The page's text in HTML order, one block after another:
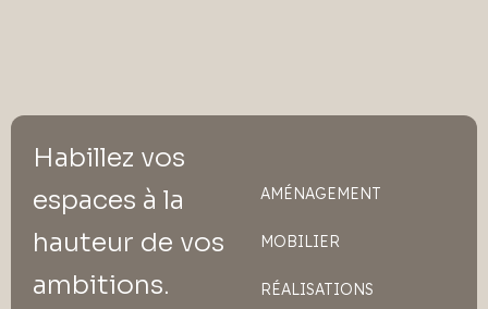
Habillez vos
espaces à la
hauteur de vos
ambitions.
AMÉNAGEMENT
MOBILIER
RÉALISATIONS